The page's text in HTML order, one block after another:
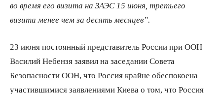
во время его визита на ЗАЭС 15 июня, третьего
визита менее чем за десять месяцев”.
23 июня постоянный представитель России при ООН
Василий Небензя заявил на заседании Совета
Безопасности ООН, что Россия крайне обеспокоена
участившимися заявлениями Киева о том, что Россия